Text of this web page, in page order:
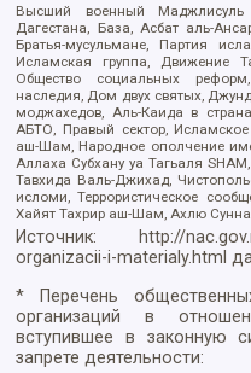
Высший военный
Дагестана, База, Асбат аль-
Братья-мусульмане, Партия
Исламская группа, Движение
Общество социальных
наследия, Дом двух святых,
моджахедов, Аль-Каида в
АБТО, Правый сектор,
аш-Шам, Народное ополчение
Аллаха Субхану уа Тагьаля
Тавхида Валь-Джихад,
исломи, Террористическое
Хайят Тахрир аш-Шам, Ахлю
Источник:
http://
organizacii-i-materialy.html
* Перечень
организаций в
вступившее в законную
запрете деятельности: